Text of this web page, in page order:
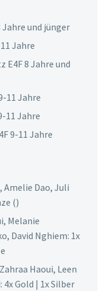
und jünger
Jahre
E4F 8 Jahre und
11 Jahre
11 Jahre
9-11 Jahre
Amelie Dao, Juli
()
Melanie
David Nghiem: 1x
Haoui, Leen
Gold | 1x Silber